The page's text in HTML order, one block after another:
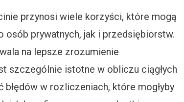
przynosi wiele korzyści, które mogą
osób prywatnych, jak i przedsiębiorstw.
na lepsze zrozumienie
szczególnie istotne w obliczu ciągłych
w rozliczeniach, które mogłyby